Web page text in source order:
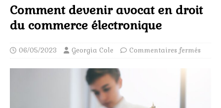
Comment devenir avocat en droit
du commerce électronique
06/05/2023 Georgia Cole Commentaires fermés